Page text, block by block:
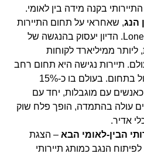
בקנה מידה בין לאומי.
, שאחראי על תחום התיירות
הנגישה ב – Lonely Planet. הדיון יעסוק בהנגשה של
ממיליארד לקוחות
תיירות נגישה היא תחום רחב
עם קצב הצמיחה הגדול בתחום. בעולם בו כ-15%
עם מוגבלות, יחד עם
בהתמדה, הופך פלח שוק
אדיר.
הבין-לאומי הבא– הצגת
הנגב כמותג תיירותי